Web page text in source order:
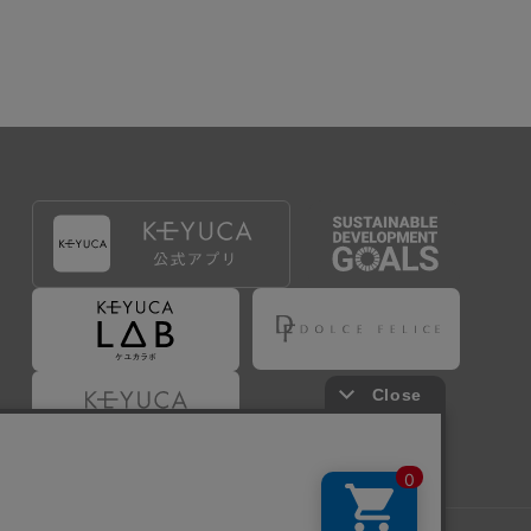
ることで登録することが出来ます。
判断した場合は、弊社は、その登録を取り消す
事前に通知することなく一旦なされた登録を取